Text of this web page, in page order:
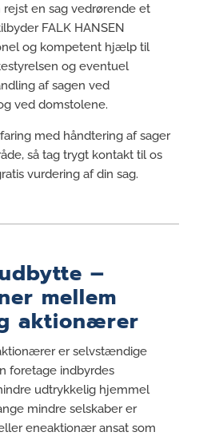
rejst en sag vedrørende et
FALK HANSEN
og kompetent hjælp til
og eventuel
af sagen ved
ved domstolene.
med håndtering af sager
så tag trygt kontakt til os
vurdering af din sag.
–
mellem
aktionærer
er selvstændige
foretage indbyrdes
udtrykkelig hjemmel
mindre selskaber er
eneaktionær ansat som